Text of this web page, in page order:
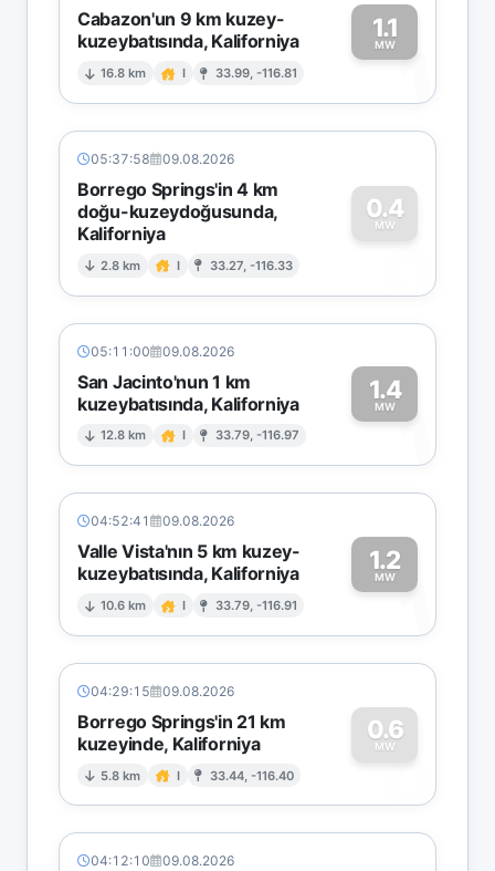
Cabazon'un 9 km kuzey-
kuzeybatısında, Kaliforniya
16.8 km I 33.99, -116.81
1.1
MW1
05:37:58 09.08.2026
Borrego Springs'in 4 km
doğu-kuzeydoğusunda,
Kaliforniya
2.8 km I 33.27, -116.33
0.4
MW
0
05:11:00 09.08.2026
San Jacinto'nun 1 km
kuzeybatısında, Kaliforniya
12.8 km I 33.79, -116.97
1.4
MW1
04:52:41 09.08.2026
Valle Vista'nın 5 km kuzey-
kuzeybatısında, Kaliforniya
10.6 km I 33.79, -116.91
1.2
MW1
04:29:15 09.08.2026
Borrego Springs'in 21 km
kuzeyinde, Kaliforniya
5.8 km I 33.44, -116.40
0.6
MW
0
04:12:10 09.08.2026